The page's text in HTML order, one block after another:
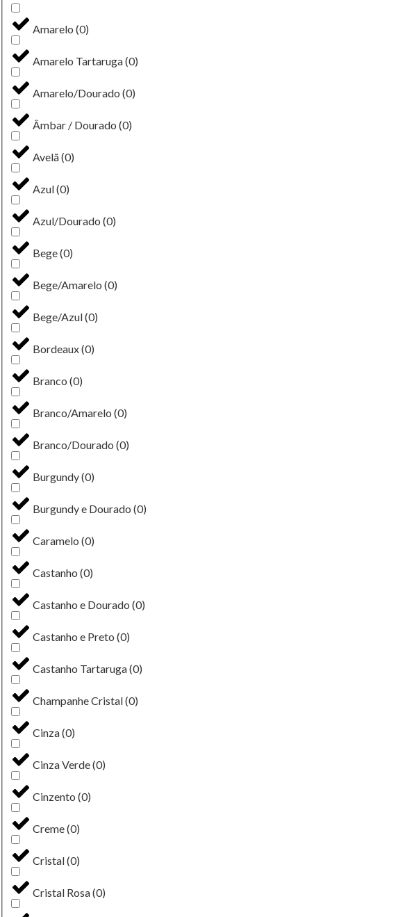
Amarelo (0)
Amarelo Tartaruga(0)
Amarelo/Dourado (0)
Âmbar / Dourado (0)
Avelã(0)
Azul(0)
Azul/Dourado (0)
Bege(0)
Bege/Amarelo (0)
Bege/Azul(0)
Bordeaux(0)
Branco (0)
Branco/Amarelo (0)
Branco/Dourado (0)
Burgundy(0)
Burgundy e Dourado (0)
Caramelo (0)
Castanho (0)
Castanho e Dourado (0)
Castanho e Preto (0)
Castanho Tartaruga(0)
Champanhe Cristal(0)
Cinza(0)
Cinza Verde(0)
Cinzento (0)
Creme(0)
Cristal(0)
Cristal Rosa(0)